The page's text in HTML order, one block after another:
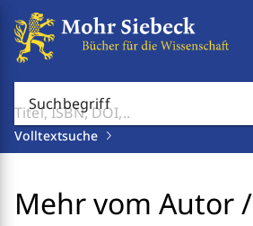
Suchbegriff
Volltextsuche
Mehr vom Autor /